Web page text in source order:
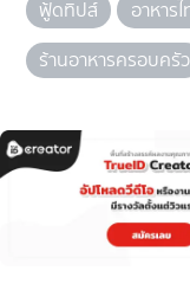
ฟู้ดทิปส์
อาหาร
ร้านอาหารครอบครัว